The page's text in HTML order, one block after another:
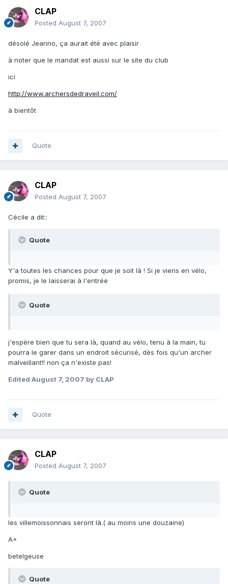
CLAP
Posted August 7, 2007
désolé Jeanno, ça aurait été avec plaisir
à noter que le mandat est aussi sur le site du club
ici
http://www.archersdedraveil.com/
à bientôt
Quote
CLAP
Posted August 7, 2007
Cécile a dit::
Quote
Y'a toutes les chances pour que je soit là ! Si je viens en vélo,
promis, je le laisserai à l'entrée
Quote
j'espère bien que tu sera là, quand au vélo, tenu à la main, tu
pourra le garer dans un endroit sécurisé, dès fois qu'un archer
malveillant!! non ça n'existe pas!
Edited August 7, 2007 by CLAP
Quote
CLAP
Posted August 7, 2007
Quote
les villemoissonnais seront là.( au moins une douzaine)
A+
betelgeuse
Quote